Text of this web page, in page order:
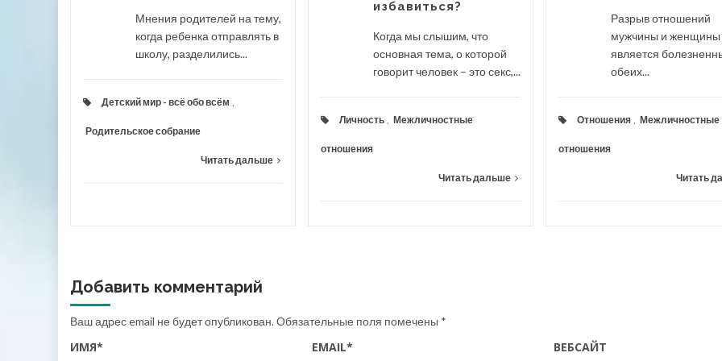
Мнения родителей на тему,
когда ребенка отправлять в
школу, разделились...
Детский мир - всё обо всём
Родительское собрание
Читать дальше
избавиться?
Когда мы слышим, что
основная тема, о которой
говорит человек – это секс,...
Личность Межличностные
отношения
Читать дальше
Разрыв отношений
мужчины и женщины
является
обеих...
Отношения Межличностные
отношения
Читать
Добавить комментарий
Ваш адрес email не будет опубликован.Обязательные поля помечены *
ИМЯ* EMAIL* ВЕБСАЙТ